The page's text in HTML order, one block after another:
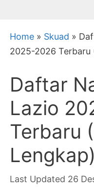
Home » Skuad »
2025-2026 Terbaru
Daftar
Lazio
Terbaru
Lengkap)
26